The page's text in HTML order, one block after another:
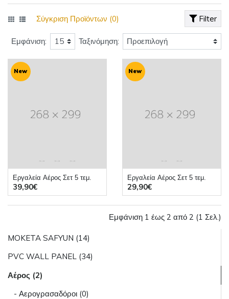
MOKETA SAFYUN (14)
PVC WALL PANEL (34)
Αέρος (2)
- Αερογρασαδόροι (0)
Filter
Σύγκριση Προϊόντων (0)
Εμφάνιση: Ταξινόμηση:
New
Eργαλεία Aέρος Σετ 5 τεμ.
39,90€
New
Eργαλεία Aέρος Σετ 5 τεμ.
29,90€
Εμφάνιση 1 έως 2 από 2 (1 Σελ.)